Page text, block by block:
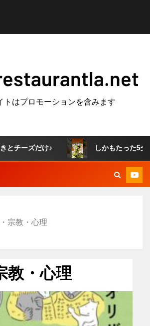
トはプロモーションを含みます
ズだけ♪ しかもたった5分で作れ
宗教・心理
教・心理